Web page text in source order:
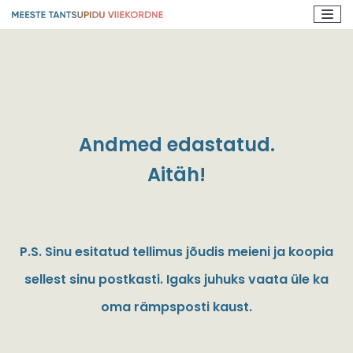
Skip
Andmed edastatud.
Aitäh!
P.S. Sinu esitatud tellimus jõudis meieni ja koopia
sellest sinu postkasti. Igaks juhuks vaata üle ka
oma rämpsposti kaust.